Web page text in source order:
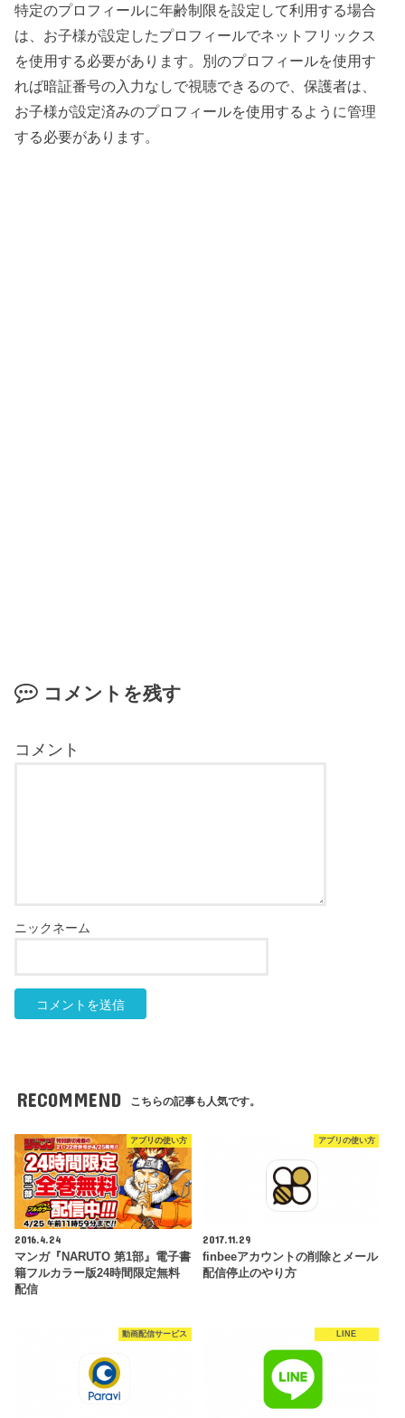
特定のプロフィールに年齢制限を設定して利用する場合
は、お子様が設定したプロフィールでネットフリックス
を使用する必要があります。別のプロフィールを使用す
れば暗証番号の入力なしで視聴できるので、保護者は、
お子様が設定済みのプロフィールを使用するように管理
する必要があります。
コメントを残す
RECOMMEND こちらの記事も人気です。
アプリの使い方
2016.4.24
マンガ『NARUTO 第1部』電子書
籍フルカラー版24時間限定無料
配信
アプリの使い方
2017.11.29
finbeeアカウントの削除とメール
配信停止のやり方
動画配信サービス LINE